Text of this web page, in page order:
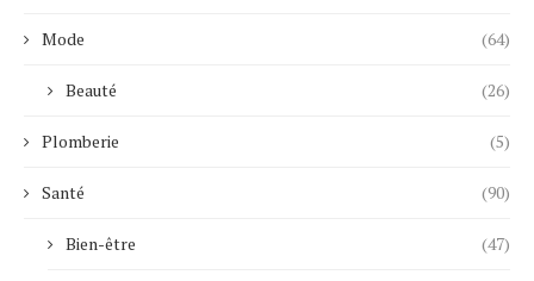
Mode (64)
Beauté (26)
Plomberie (5)
Santé (90)
Bien-être (47)